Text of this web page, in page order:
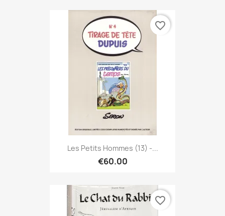
Les Petits Hommes (13) -...
€60.00
favorite_border
favorite_border